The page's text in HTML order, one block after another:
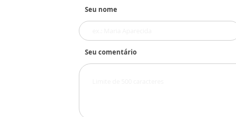
Seu nome
Seu comentário